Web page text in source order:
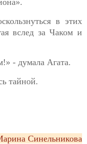
в этих
вслед за Чаком и
- думала Агата.
тайной.
Синельникова